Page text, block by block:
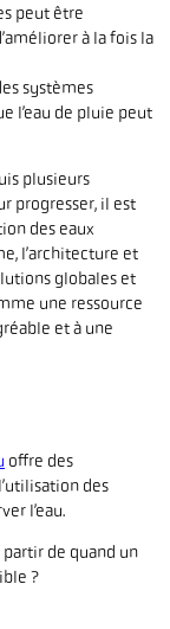
peut être
à la fois la
systèmes
l’eau de pluie peut
plusieurs
progresser, il est
des eaux
l’architecture et
globales et
une ressource
et à une
offre des
des
l’eau.
de quand un
?